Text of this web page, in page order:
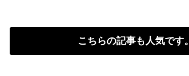
こちらの記事も人気です。